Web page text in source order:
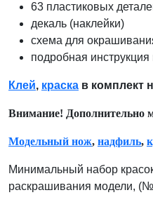
63 пластиковых
декаль (наклейки)
схема для
подробная
Клей, краска в комплект
Внимание! Дополнительно
Модельный нож, надфиль,
Минимальный набор
раскрашивания модели,